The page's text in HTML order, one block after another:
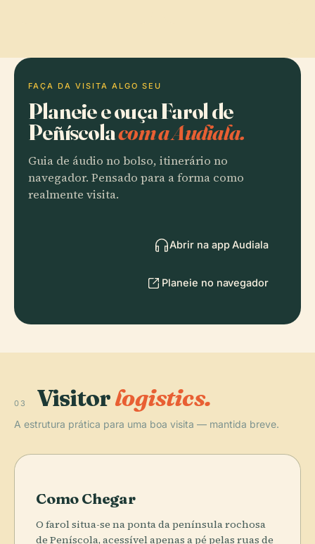
FAÇA DA VISITA ALGO SEU
Planeie e ouça Farol de
Peñíscolacom a Audiala.
Guia de áudio no bolso, itinerário no
navegador. Pensado para a forma como
realmente visita.
Abrir na app Audiala
Planeie no navegador
03 Visitorlogistics.
A estrutura prática para uma boa visita — mantida breve.
Como Chegar
O farol situa-se na ponta da península rochosa
de Peníscola, acessível apenas a pé pelas ruas de